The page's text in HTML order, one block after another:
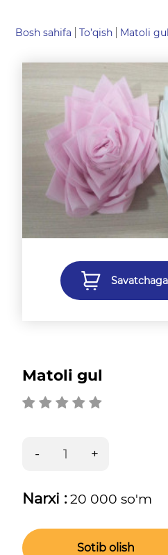
Bosh sahifa To’qish Matoli gul
Matoli gul
Narxi :20 000 so'm
Sotib olish